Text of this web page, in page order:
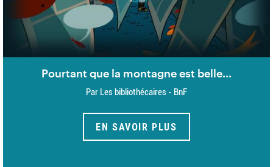
Pourtant que la montagne est belle...
Par Les bibliothécaires - BnF
EN SAVOIR PLUS